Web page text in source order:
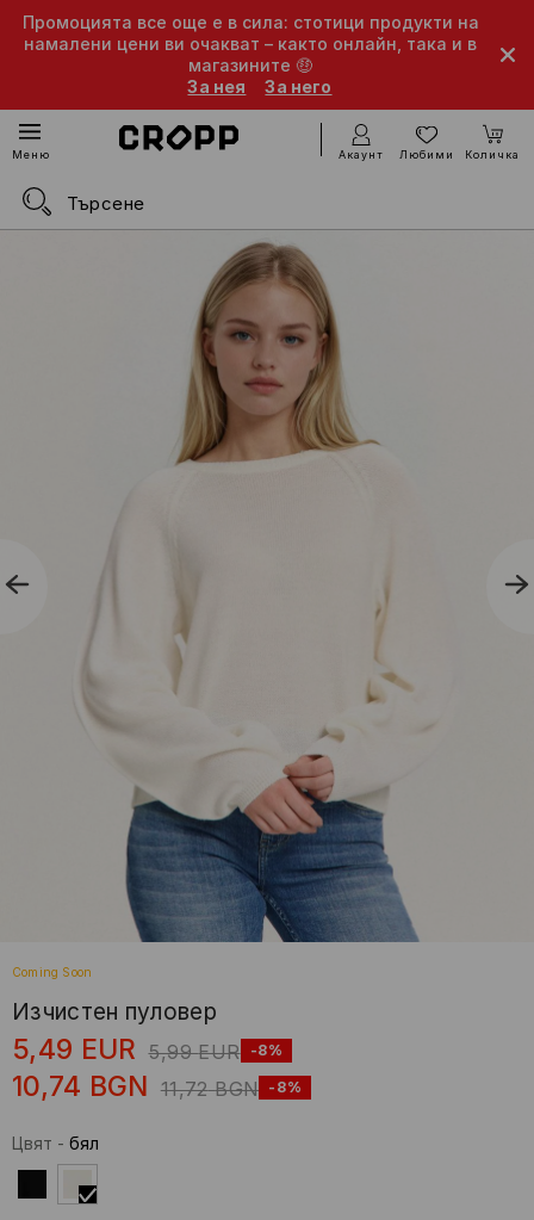
Промоцията все още е в сила: стотици продукти на
намалени цени ви очакват – както онлайн, така и в
магазините 🤑
За нея
За него
Меню Акаунт Любими Количка
Coming Soon
Изчистен пуловер
5,49 EUR 5,99 EUR -8%
10,74 BGN 11,72 BGN -8%
Цвят - бял